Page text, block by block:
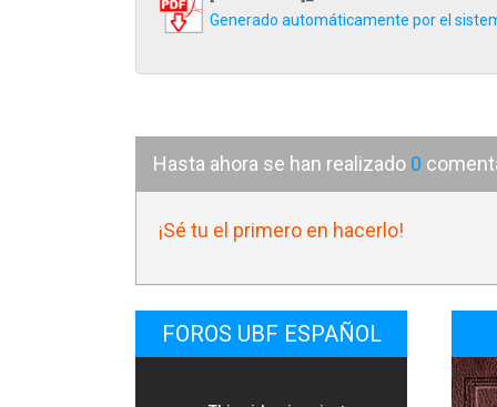
Me
de
en
Generado automáticamente por el
Hasta ahora se han realizado 0
¡Sé tu el primero en hacerlo!
FOROS UBF ESPAÑOL